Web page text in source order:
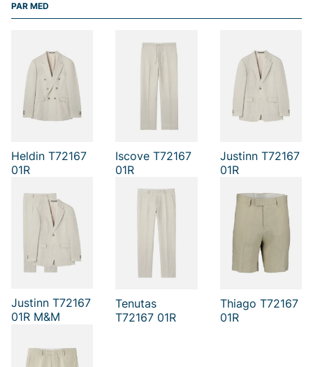
Tak fordi du handler i vores webshop. Besøg også vores butik i
PAR MED
Heldin T72167
01R
Iscove T72167
01R
Justinn T72167
01R
Justinn T72167
01R M&M
Tenutas
T72167 01R
Thiago T72167
01R